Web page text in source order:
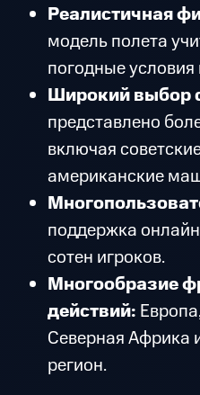
Реалистичная
модель полета
погодные
Широкий выбор
представлено
включая
американские
поддержка
сотен игроков.
Многообразие
действий:
Северная Африка
регион.